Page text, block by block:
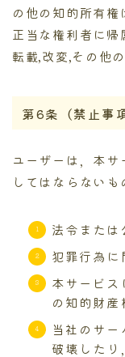
の他の知的所有
正当な権利者に帰
転載,改変,その他
第6条（禁止事
ユーザーは，本
してはならないも
法令または
犯罪行為に
本サービ
の知的財
当社のサ
破壊したり